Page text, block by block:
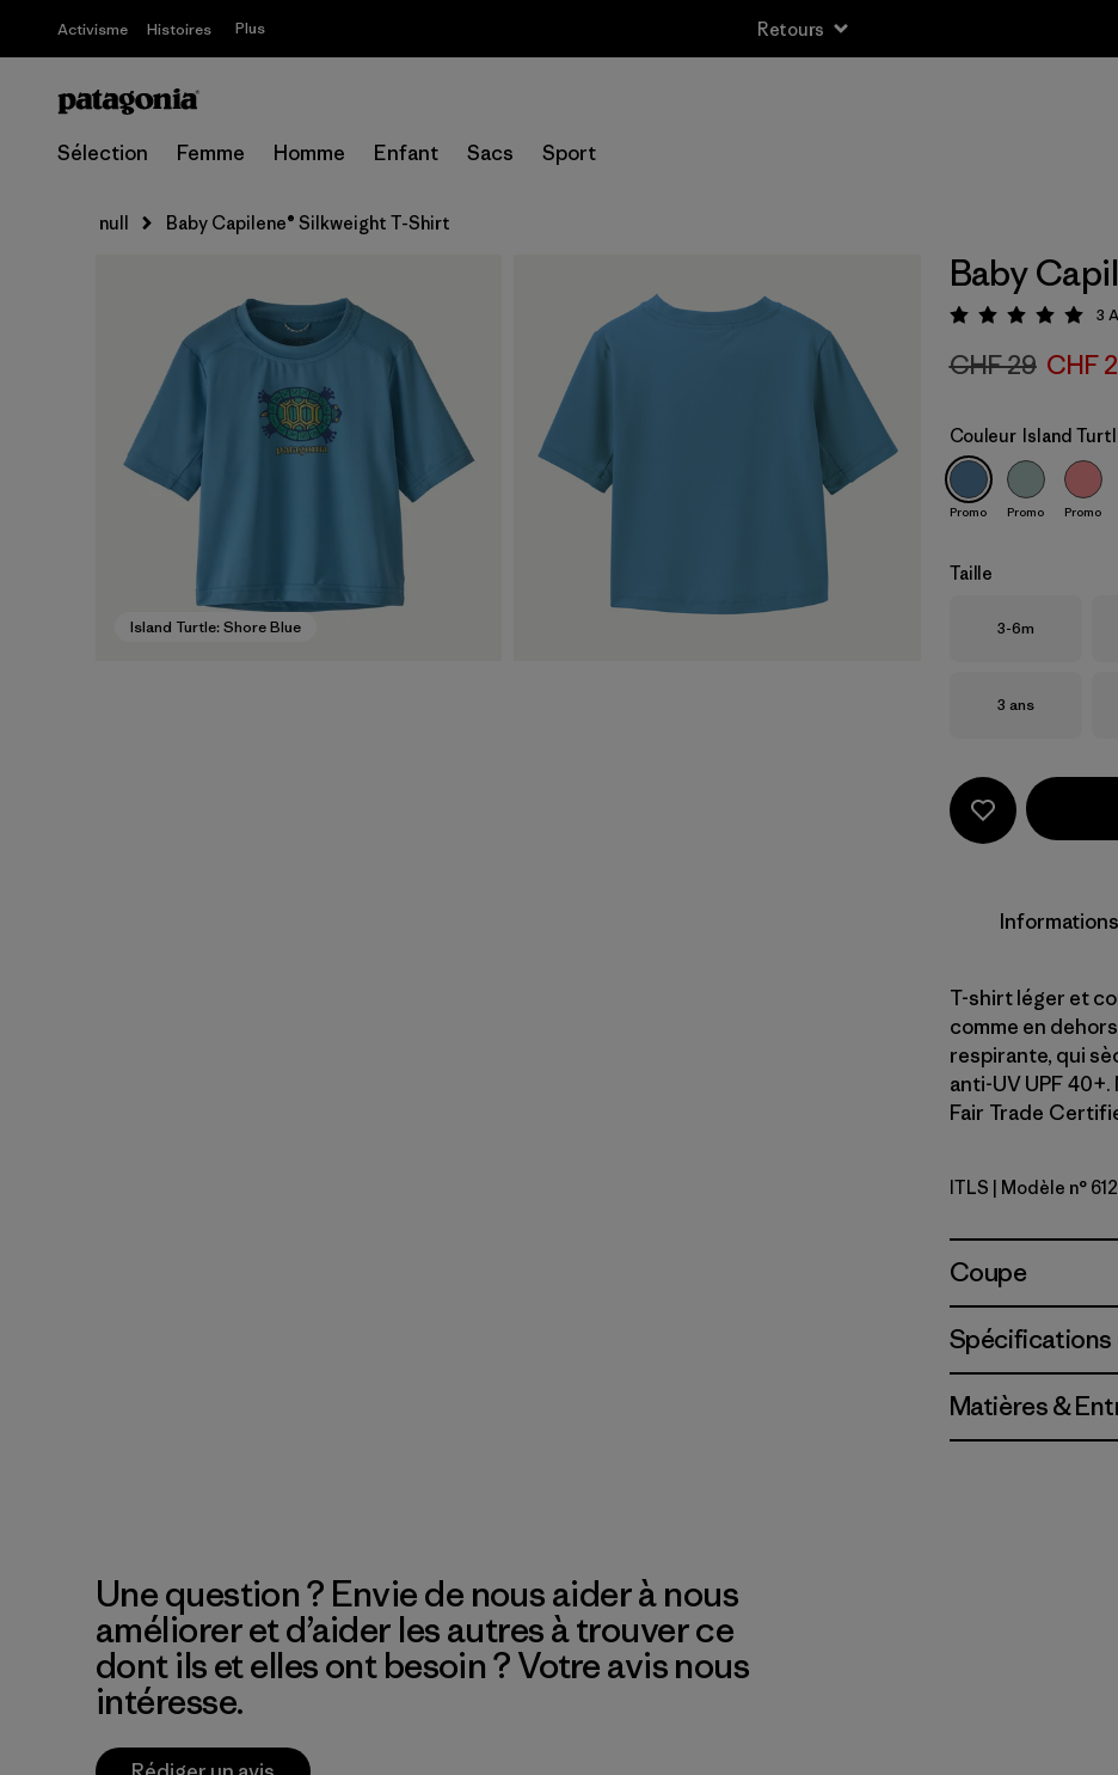
Activisme Histoires Plus Retours
Sélection Femme Homme Enfant Sacs Sport
null Baby Capilene® Silkweight T-Shirt
Island Turtle: Shore Blue
Baby
Évaluation:3
CHF 29 CHF
Couleur Island
Promo Promo Promo
Taille
Taille
3-6m
Taille
3 ans
T-shirt léger et
comme en
respirante, qui
anti-UV UPF
Fair Trade
Island Turtle:
ITLS | Modèle n°
Coupe
Matières &
Une question ? Envie de nous aider à nous
améliorer et d’aider les autres à trouver ce
dont ils et elles ont besoin ? Votre avis nous
intéresse.